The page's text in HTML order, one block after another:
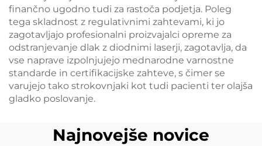
finančno ugodno tudi za rastoča podjetja. Poleg
tega skladnost z regulativnimi zahtevami, ki jo
zagotavljajo profesionalni proizvajalci opreme za
odstranjevanje dlak z diodnimi laserji, zagotavlja, da
vse naprave izpolnjujejo mednarodne varnostne
standarde in certifikacijske zahteve, s čimer se
varujejo tako strokovnjaki kot tudi pacienti ter olajša
gladko poslovanje.
Najnovejše novice